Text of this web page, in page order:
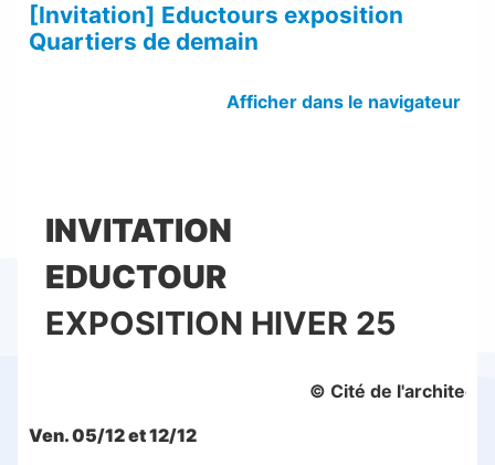
[Invitation] Eductours exposition
Quartiers de demain
Afficher dans le navigateur
INVITATION
EDUCTOUR
EXPOSITION HIVER 25
© Cité de
Ven. 05/12 et 12/12